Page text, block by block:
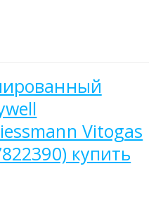
Vitogas
купить